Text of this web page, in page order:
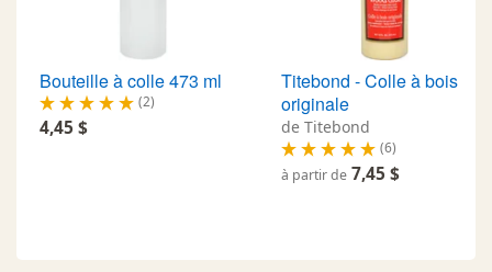
Bouteille à colle 473 ml
(2)
4,45 $
Titebond - Colle à bois
originale
de Titebond
(6)
à partir de 7,45 $